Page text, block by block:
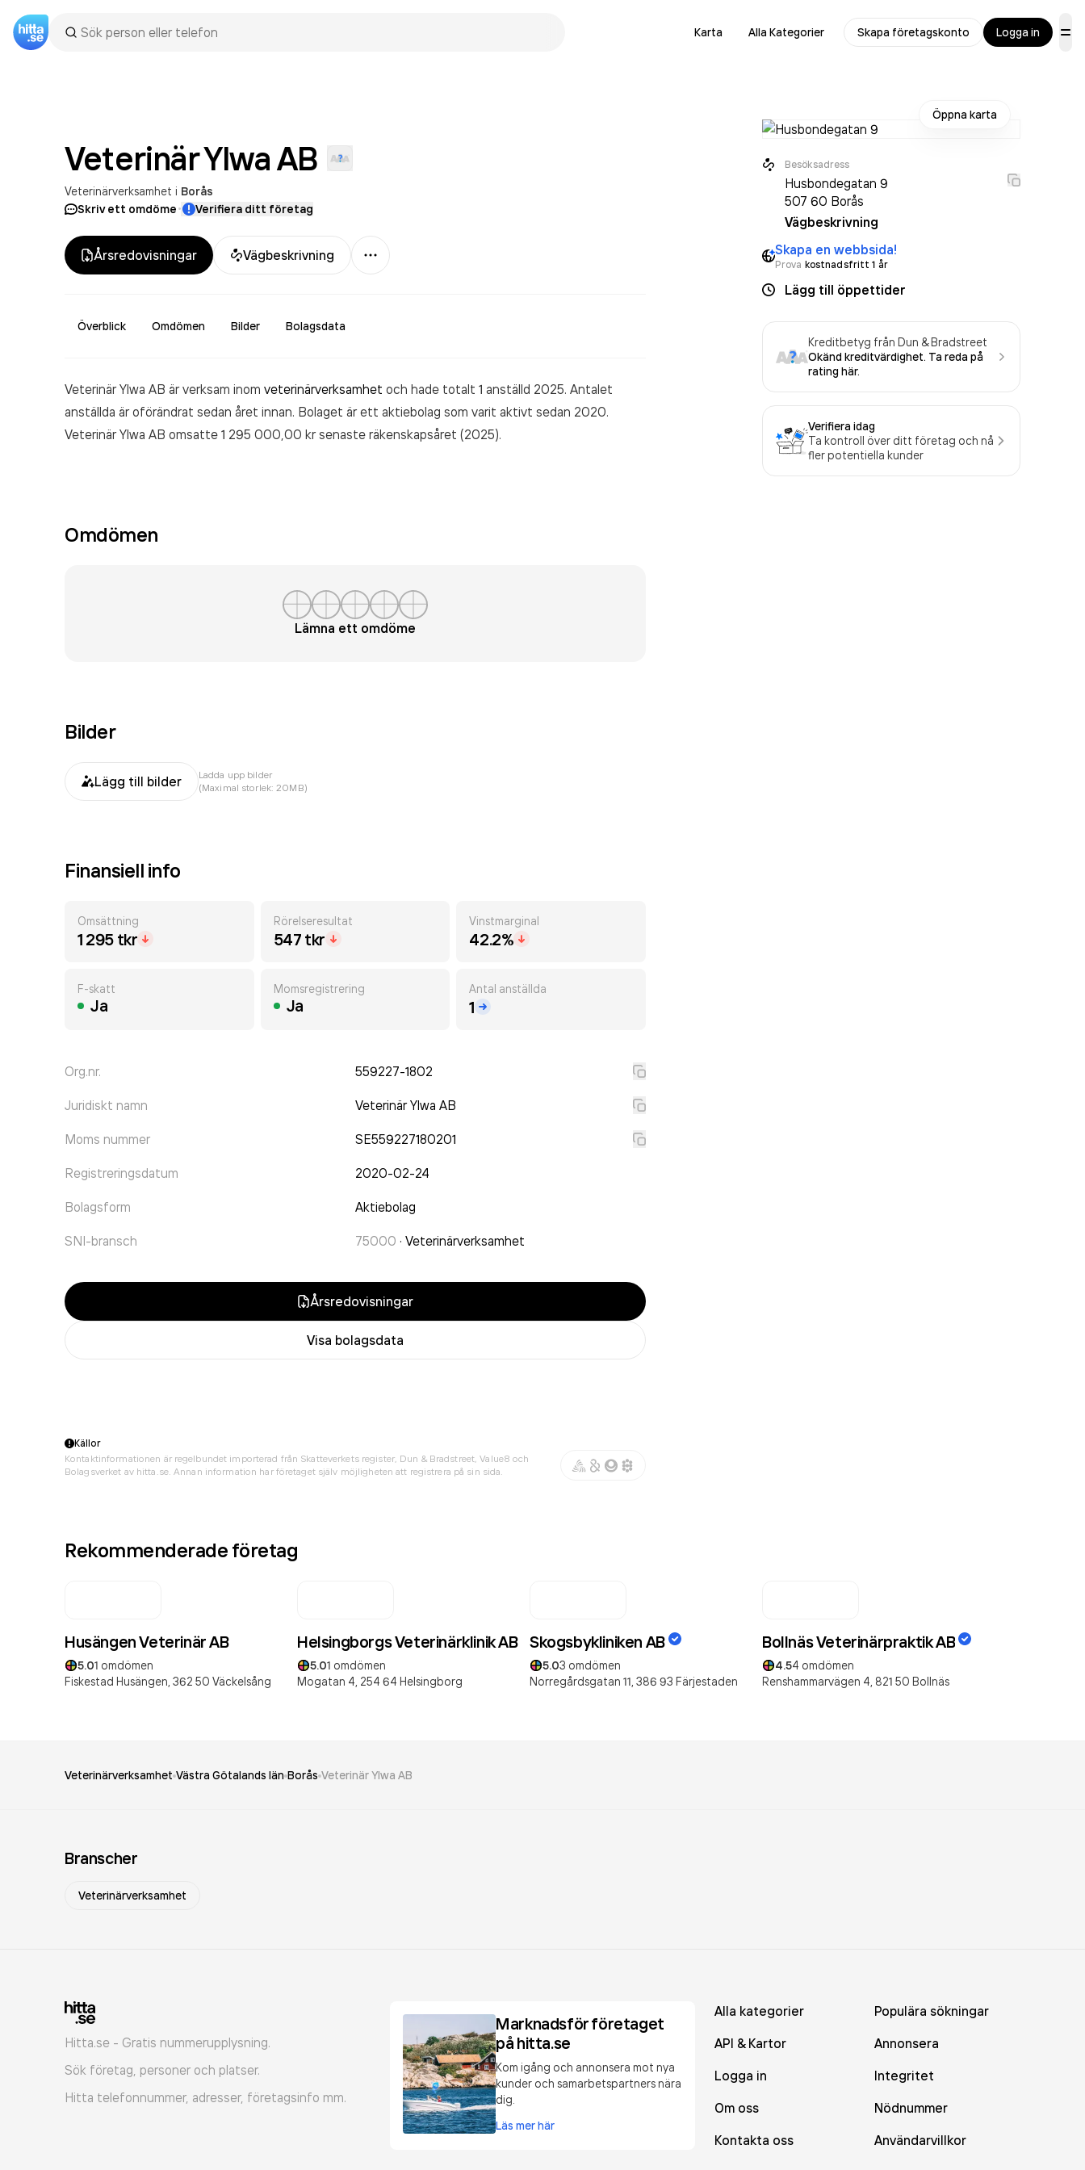
Karta Alla Kategorier Skapa företagskonto Logga in
Veterinär YlwaAB
Veterinärverksamhet i Borås
Skriv ett omdöme· Verifiera ditt företag
Årsredovisningar Vägbeskrivning
Mer
Överblick Omdömen Bilder Bolagsdata
Veterinär Ylwa AB är verksam inom veterinärverksamhet och hade totalt 1 anställd 2025. Antalet
anställda är oförändrat sedan året innan. Bolaget är ett aktiebolag som varit aktivt sedan 2020.
Veterinär Ylwa AB omsatte 1 295 000,00 krsenaste räkenskapsåret (2025).
Omdömen
Lämna ett omdöme
Bilder
Lägg till bilder
Ladda upp bilder
(Maximal storlek: 20MB)
Finansiell info
Omsättning
1 295 tkr
Rörelseresultat
547 tkr
Vinstmarginal
42.2%
F-skatt
Ja
Momsregistrering
Ja
Antal anställda
1
Org.nr. 559227-1802
Juridiskt namn Veterinär Ylwa AB
Moms nummer SE559227180201
Registreringsdatum 2020-02-24
Bolagsform Aktiebolag
SNI-bransch 75000 · Veterinärverksamhet
Årsredovisningar
Visa bolagsdata
Öppna karta
Besöksadress
Husbondegatan 9
507 60 Borås
Vägbeskrivning
Skapa en webbsida!
Prova kostnadsfritt 1 år
Lägg till öppettider
Kreditbetyg från Dun & Bradstreet
Okänd kreditvärdighet. Ta reda på
rating här.
Verifiera idag
Ta kontroll över ditt företag och nå
fler potentiella kunder
Källor
Kontaktinformationen är regelbundet importerad från Skatteverkets register, Dun & Bradstreet, Value8 och
Bolagsverket av hitta.se. Annan information har företaget själv möjligheten att registrera på sin sida.
Rekommenderade företag
Husängen Veterinär AB
5.01 omdömen
Fiskestad Husängen, 362 50 Väckelsång
Helsingborgs Veterinärklinik AB
5.01 omdömen
Mogatan 4, 254 64 Helsingborg
Skogsbykliniken AB
5.03 omdömen
Norregårdsgatan 11, 386 93 Färjestaden
Bollnäs Veterinärpraktik AB
4.54 omdömen
Renshammarvägen 4, 821 50 Bollnäs
Veterinärverksamhet Västra Götalands län Borås Veterinär Ylwa AB
Branscher
Veterinärverksamhet
Hitta.se - Gratis nummerupplysning.
Sök företag, personer och platser.
Hitta telefonnummer, adresser, företagsinfo mm.
Marknadsför företaget
på hitta.se
Kom igång och annonsera mot nya
kunder och samarbetspartners nära
dig.
Läs mer här
Alla kategorier
Populära sökningar
API & Kartor
Annonsera
Logga in
Integritet
Om oss
Nödnummer
Kontakta oss
Användarvillkor